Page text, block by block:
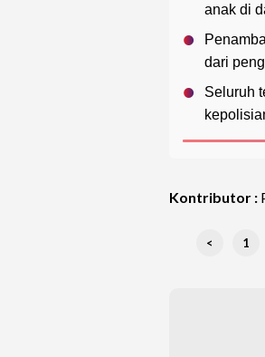
anak di
dari
Seluruh
Kontributor :
< 1